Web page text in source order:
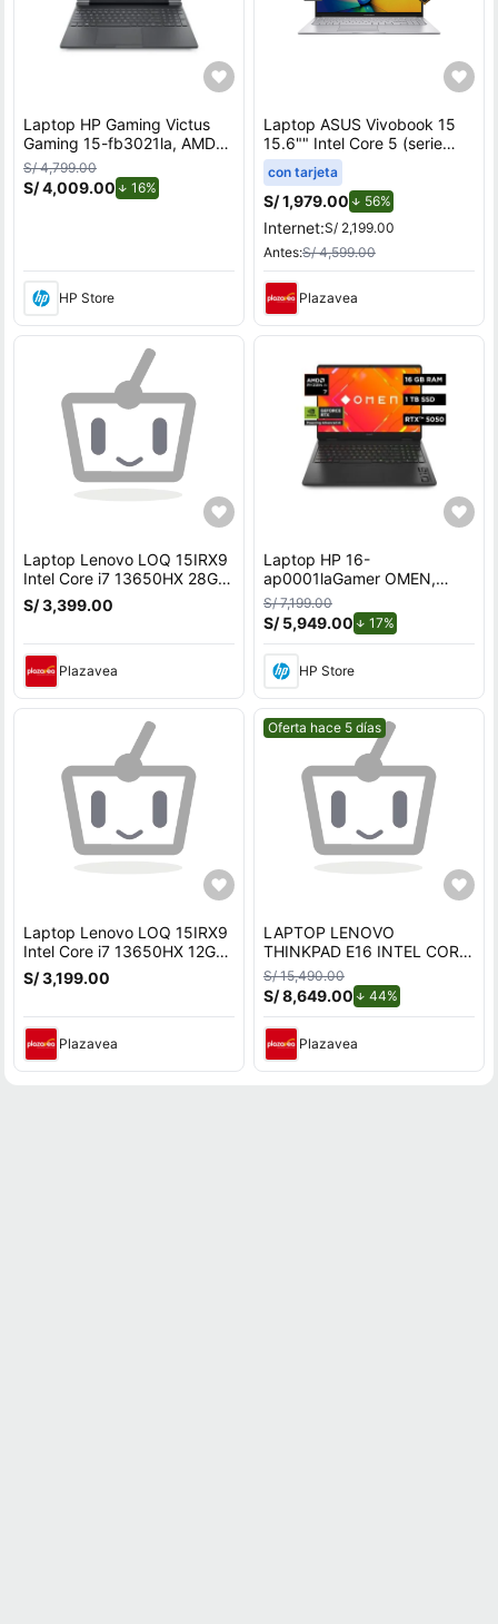
Laptop HP Gaming Victus
Gaming 15-fb3021la, AMD
Ryzen 7, 16 GB GPU
NVIDIA® GeForce RTX™
4050, 512 GB SSD, 15.6,
S/ 4,799.00
S/ 4,009.00 16%
HP Store
Laptop ASUS Vivobook 15
15.6"" Intel Core 5 (serie
100) 8GB 512GB SSD
X1504VA-BQ4451W
con tarjeta
S/ 1,979.00 56%de descuento.
Internet:S/ 2,199.00
Antes:S/ 4,599.00
Plazavea
Laptop Lenovo LOQ 15IRX9
Intel Core i7 13650HX 28GB
RAM 512GB SSD 6GB RTX
3050 15.6 FHD
S/ 3,399.00
Plazavea
Laptop HP 16-
ap0001laGamer OMEN,
AMD Ryzen AI 7, 16 GB RAM,
NVIDIA GeForce RTX 5050,
1 TB SSD, 16"" 2K 144 Hz,
S/ 7,199.00
S/ 5,949.00 17%de descuento.
HP Store
Laptop Lenovo LOQ 15IRX9
Intel Core i7 13650HX 12GB
RAM 512GB SSD 6GB RTX
3050 15.6 FHD
S/ 3,199.00
Plazavea
Mejor precio.
Oferta hace 5 días
LAPTOP LENOVO
THINKPAD E16 INTEL CORE
ULTRA 7 255H Ram 32 GB
SSD 1TB -21SS000KLM
S/ 15,490.00
S/ 8,649.00 44%de descuento.
Plazavea